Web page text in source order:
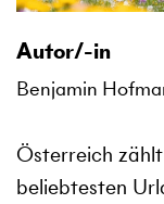
Autor/-in
Benjamin
Österreich
beliebtesten